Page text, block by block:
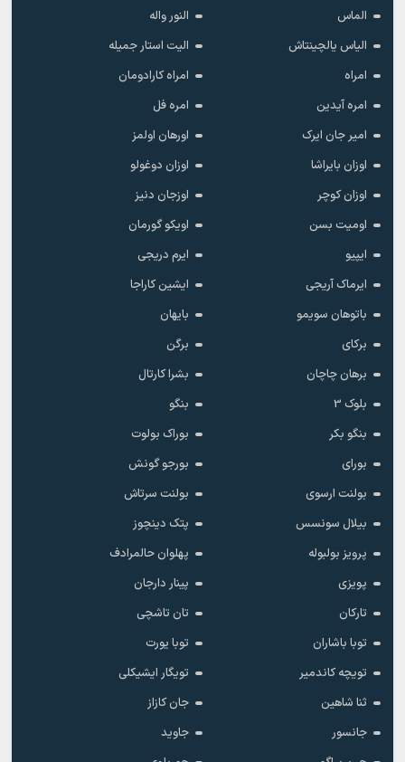
الماس
النور واله
الیاس یالچینتاش
الیت استار جمیله
امراه
امراه کارادومان
امره آیدین
امره فل
امیر جان ایرک
اورهان اولمز
اوزان بایراشا
اوزان دوغولو
اوزان کوچر
اوزجان دنیز
اومیت بسن
اویکو گورمان
ایپیو
ایرم دریجی
ایرماک آریجی
ایشین کاراجا
باتوهان سویمو
بایهان
برکای
برگن
برهان چاچان
بشرا کارتال
بلوک 3
بنگو
بنگو بکر
بوراک بولوت
بورای
بورجو گونش
بولنت ارسوی
بولنت سرتاش
بیلال سونسس
پتک دینچوز
پرویز بولبوله
پهلوان حالمرادف
پویزی
پینار دارجان
تارکان
تان تاشچی
توبا باشاران
توبا یورت
تویچه کاندمیر
تویگار ایشیکلی
ثنا شاهین
جان کازاز
جانسور
جاوید